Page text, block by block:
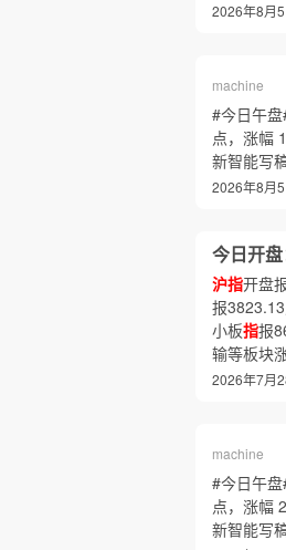
2026年8月5
machine
#今日午
点，涨幅
新智能写
2026年8月5
今日开
沪指开盘
报
小板指报
输等板块
2026年7月
machine
#今日午
点，涨幅
新智能写